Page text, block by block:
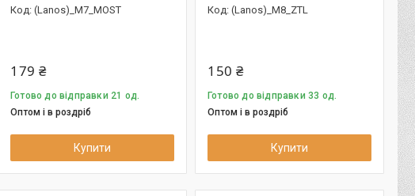
(Lanos)_M7_MOST
179 ₴
Готово до відправки 21 од.
Оптом і в роздріб
Купити
(Lanos)_M8_ZTL
150 ₴
Готово до відправки 33 од.
Оптом і в роздріб
Купити